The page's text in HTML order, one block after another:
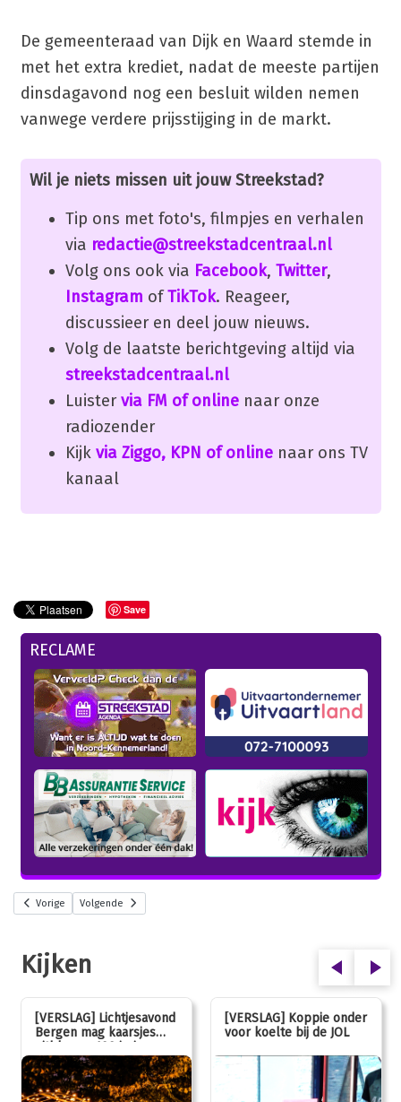
De gemeenteraad van Dijk en Waard stemde in
met het extra krediet, nadat de meeste partijen
dinsdagavond nog een besluit wilden nemen
vanwege verdere prijsstijging in de markt.
Wil je niets missen uit jouw Streekstad?
Tip ons met foto's, filmpjes en verhalen
via redactie@streekstadcentraal.nl
Volg ons ook via Facebook, Twitter,
Instagram ofTikTok. Reageer,
discussieer en deel jouw nieuws.
Volg de laatste berichtgeving altijd via
streekstadcentraal.nl
Luister via FM of onlinenaar onze
radiozender
Kijk via Ziggo, KPN of onlinenaar ons TV
kanaal
Save
RECLAME
Vorige Volgende
Kijken
[VERSLAG] Lichtjesavond
Bergen mag kaarsjes
uitblazen: 100 jarig
jubileum!
[VERSLAG] Koppie onder
voor koelte bij de JOL